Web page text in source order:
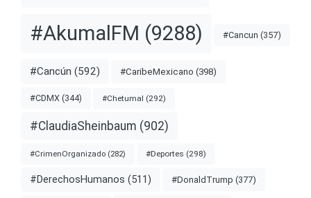
#AkumalFM (9288) #Cancun (357)
#Cancún (592) #CaribeMexicano (398)
#CDMX (344) #Chetumal (292)
#ClaudiaSheinbaum (902)
#CrimenOrganizado (282) #Deportes (298)
#DerechosHumanos (511) #DonaldTrump (377)